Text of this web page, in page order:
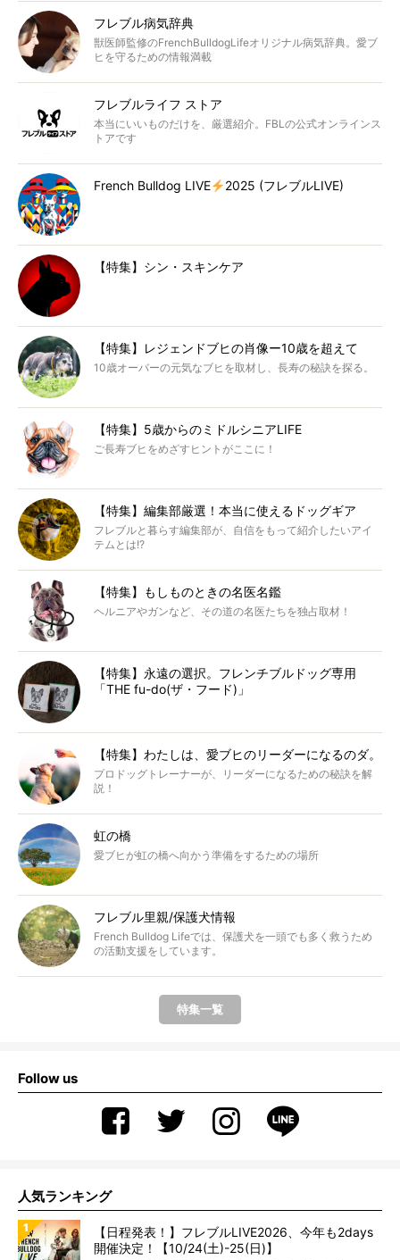
フレブル病気辞典
獣医師監修のFrenchBulldogLifeオリジナル病気辞典。愛ブ
ヒを守るための情報満載
フレブルライフ ストア
本当にいいものだけを、厳選紹介。FBLの公式オンラインス
トアです
French Bulldog LIVE 2025 (フレブルLIVE)
【特集】シン・スキンケア
【特集】レジェンドブヒの肖像ー10歳を超えて
10歳オーバーの元気なブヒを取材し、長寿の秘訣を探る。
【特集】5歳からのミドルシニアLIFE
ご長寿ブヒをめざすヒントがここに！
【特集】編集部厳選！本当に使えるドッグギア
フレブルと暮らす編集部が、自信をもって紹介したいアイ
テムとは!?
【特集】もしものときの名医名鑑
ヘルニアやガンなど、その道の名医たちを独占取材！
【特集】永遠の選択。フレンチブルドッグ専用
「THE fu-do(ザ・フード)」
【特集】わたしは、愛ブヒのリーダーになるのダ。
プロドッグトレーナーが、リーダーになるための秘訣を解
説！
虹の橋
愛ブヒが虹の橋へ向かう準備をするための場所
フレブル里親/保護犬情報
French Bulldog Lifeでは、保護犬を一頭でも多く救うため
の活動支援をしています。
特集一覧
Follow us
人気ランキング
【日程発表！】フレブルLIVE2026、今年も2days
開催決定！【10/24(土)-25(日)】